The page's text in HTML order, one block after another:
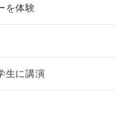
を体験
生に講演